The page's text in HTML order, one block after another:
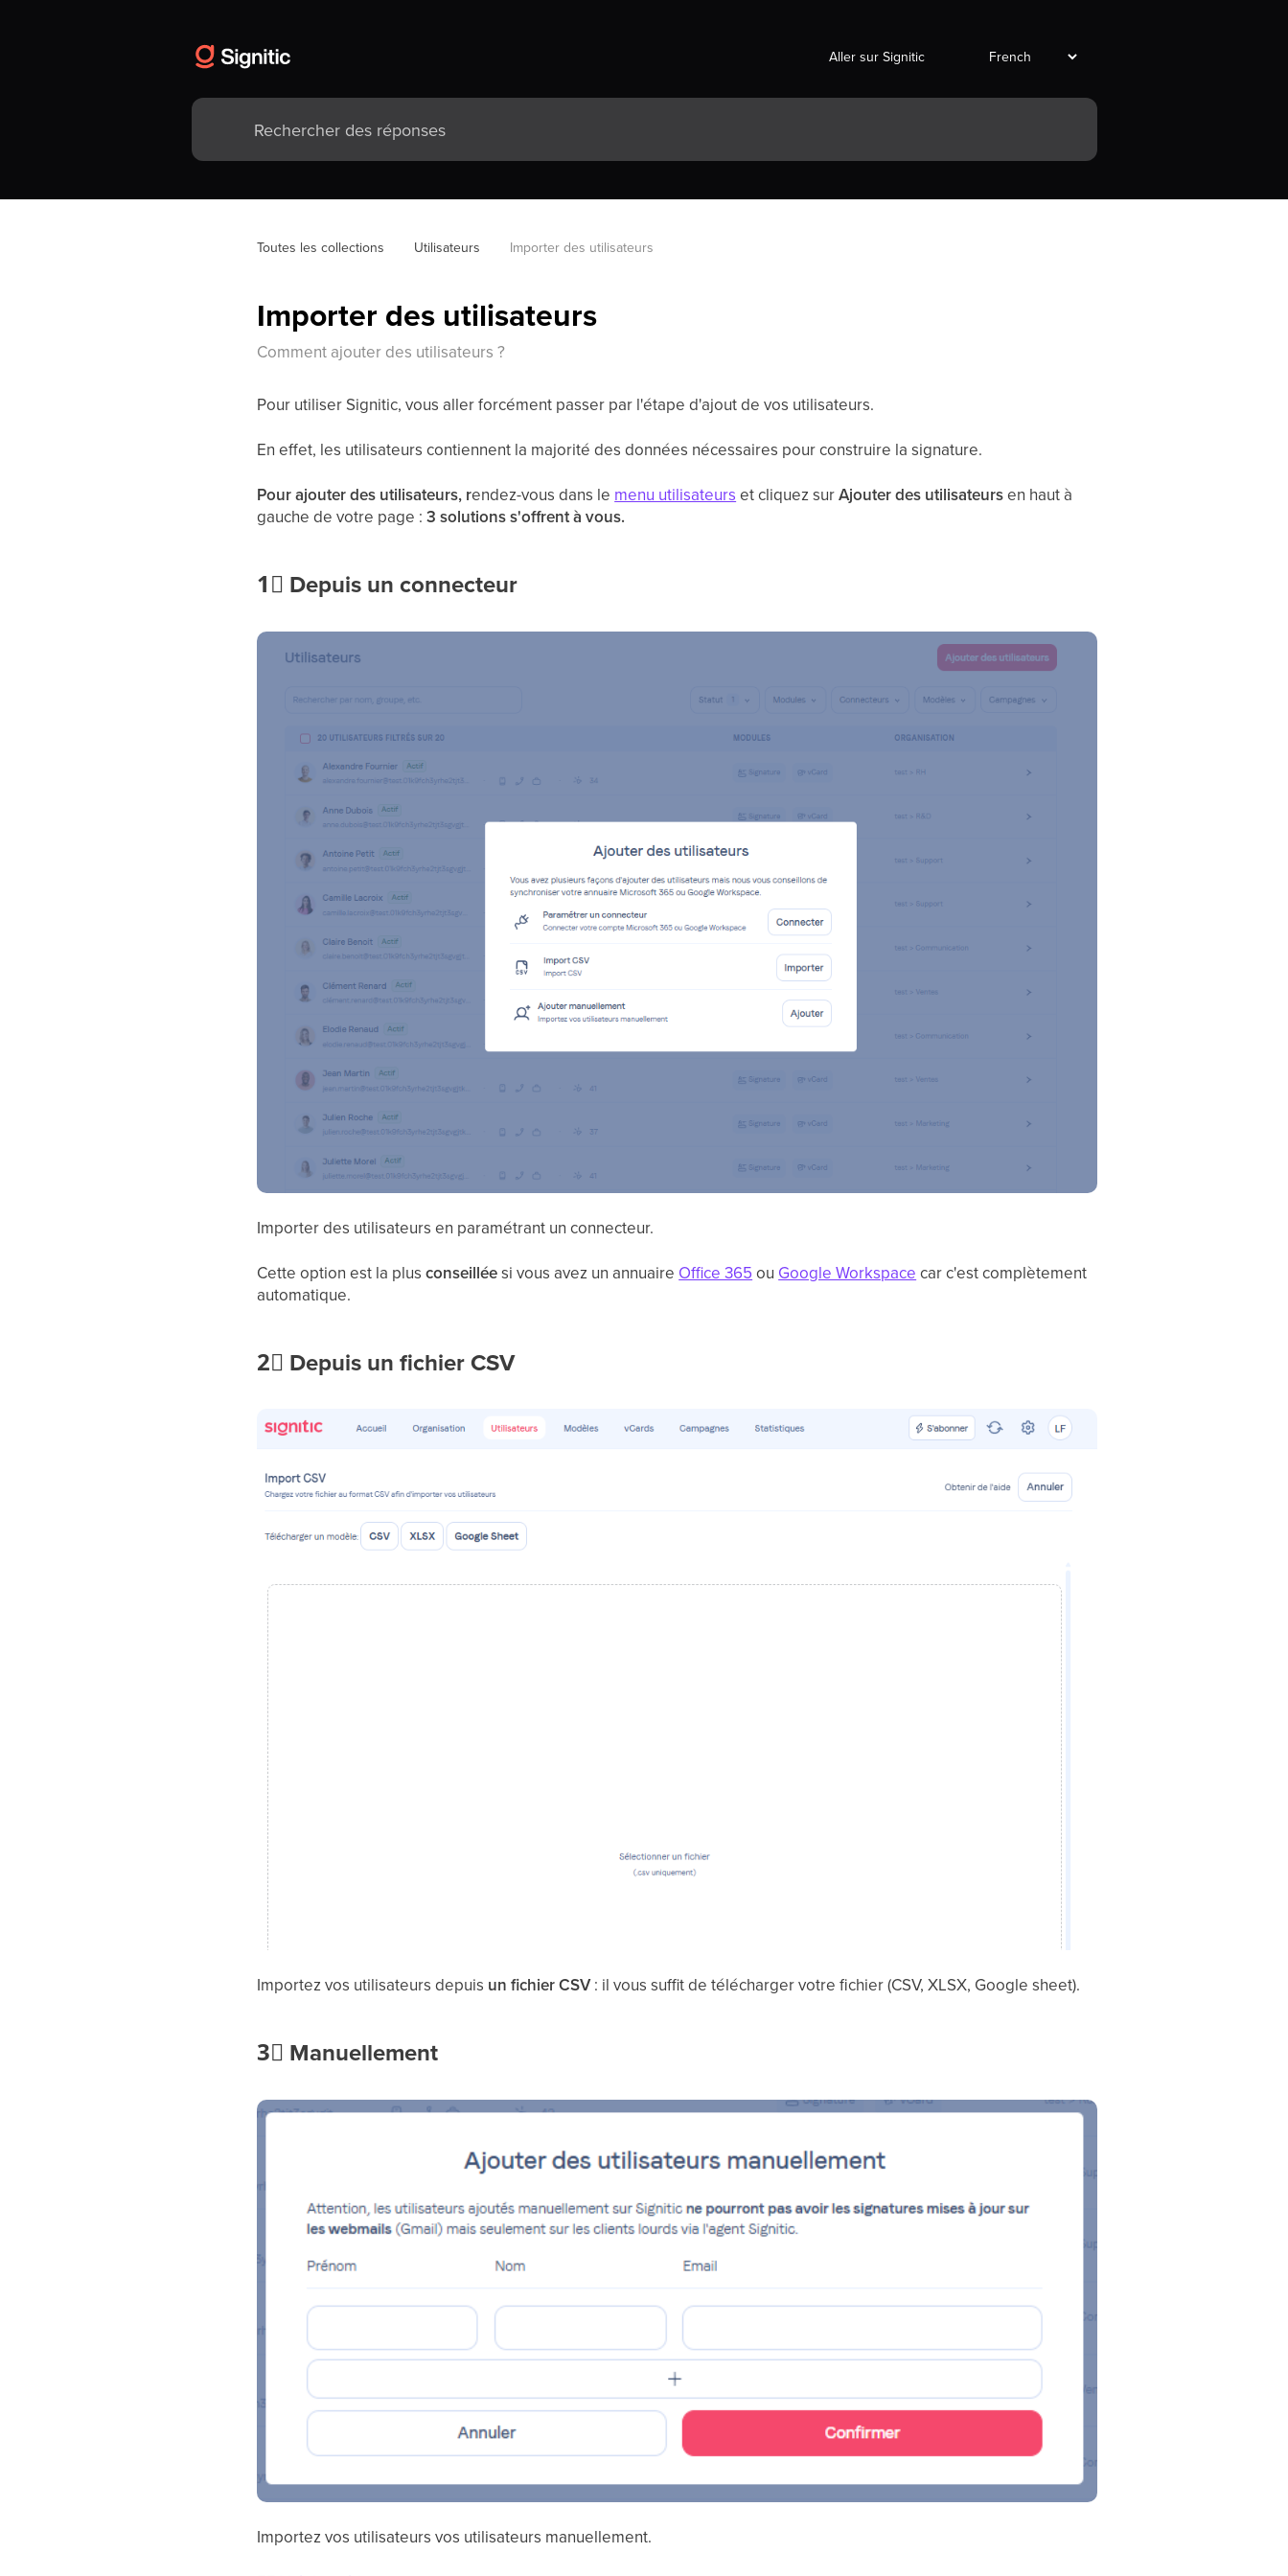
Aller sur Signitic
Toutes les collections Utilisateurs Importer des utilisateurs
Importer des utilisateurs
Comment ajouter des utilisateurs ?
Pour utiliser Signitic, vous aller forcément passer par l'étape d'ajout de vos utilisateurs.
En effet, les utilisateurs contiennent la majorité des données nécessaires pour construire la signature.
Pour ajouter des utilisateurs, rendez-vous dans le menu utilisateurs et cliquez surAjouter des utilisateursen haut à
gauche de votre page :3 solutions s'offrent à vous.
1⃣ Depuis un connecteur
Importer des utilisateurs en paramétrant un connecteur.
Cette option est la plusconseilléesi vous avez un annuaire Office 365 ou Google Workspace car c'est complètement
automatique.
2⃣ Depuis un fichier CSV
Importez vos utilisateurs depuis un fichier CSV: il vous suffit de télécharger votre fichier (CSV, XLSX, Google sheet).
3⃣ Manuellement
Importez vos utilisateurs vos utilisateurs manuellement.